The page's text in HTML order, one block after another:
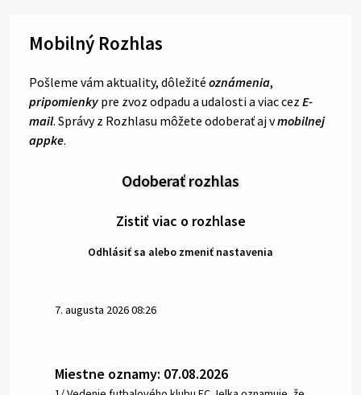
Mobilný Rozhlas
Pošleme vám aktuality, dôležité oznámenia,
pripomienky pre zvoz odpadu a udalosti a viac cez E-
mail. Správy z Rozhlasu môžete odoberať aj vmobilnej
appke.
Odoberať rozhlas
Zistiť viac o rozhlase
Odhlásiť sa alebo zmeniť nastavenia
7. augusta 2026 08:26
Miestne oznamy: 07.08.2026